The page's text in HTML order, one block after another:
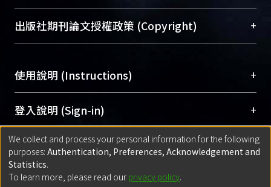
To permanently archive and promote researcher
profiles and scholarly works, Library integrates the
services of “NTU Repository” with “Academic
開放取用是從使用者角度提升資訊取用性的社會運
動，應用在學術研究上是透過將研究著作公開供使
用逐年攀升。同時可加速研究發展、提升研究影響
Archive）平台。 （點選深入了解OA）
出版社期刊論文授權政策 (Copyright) +
含部分內容的版權非匯入者所有，或由第三方贊
助與合作完成，請確認該版權所有者及第三方同
意提供此授權。
Please represent that the submission is your
original work, and that you have the right to
grant the rights to upload.
若欲上傳已出版的全文電子檔，可使用
使用說明 (Instructions) +
網站簡介(Quickstart Guide)
使用手冊(Instruction Manual)
線上預約服務(Booking Service)
登入說明 (Sign-in) +
方案一：臺灣大學計算機中心帳號登入
(With C&INC Email Account)
方案二：ORCID帳號登入(With ORCID)
匯入著作 (Submission) +
方案一：定期更新ORCID者，以ID匯入
We collect and process your personal information for the following
purposes: Authentication, Preferences, Acknowledgement and
Statistics.
To learn more, please read our privacy policy.